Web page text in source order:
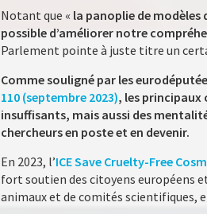
Notant que « la panoplie de modèles
possible d’améliorer notre
Parlement pointe à juste titre un
Comme souligné par les
110 (septembre 2023), les principaux
insuffisants, mais aussi des
chercheurs en poste et en devenir.
En 2023, l’ICE Save Cruelty-Free
fort soutien des citoyens européens
animaux et de comités scientifiques,